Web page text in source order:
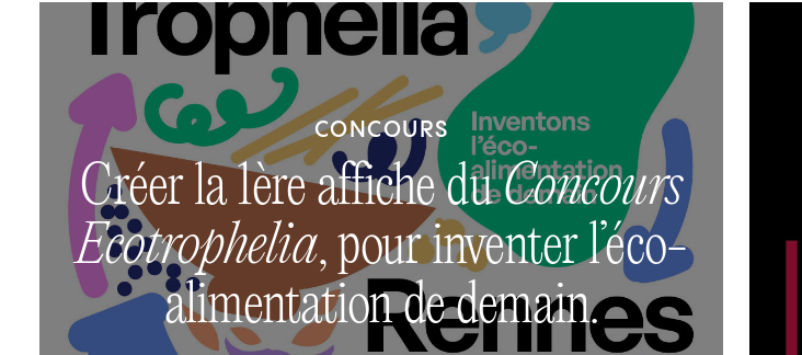
CONCOURS
Créer la 1ère affiche duConcours
Ecotrophelia, pour inventer l’éco-
alimentation de demain.